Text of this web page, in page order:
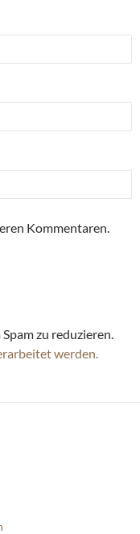
Kommentaren.
zu reduzieren.
werden.